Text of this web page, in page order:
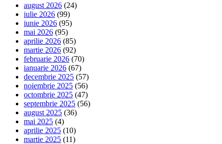
august 2026 (24)
iulie 2026 (99)
iunie 2026 (95)
mai 2026 (95)
aprilie 2026 (85)
martie 2026 (92)
februarie 2026 (70)
ianuarie 2026 (67)
decembrie 2025 (57)
noiembrie 2025 (56)
octombrie 2025 (47)
septembrie 2025 (56)
august 2025 (36)
mai 2025 (4)
aprilie 2025 (10)
martie 2025 (11)